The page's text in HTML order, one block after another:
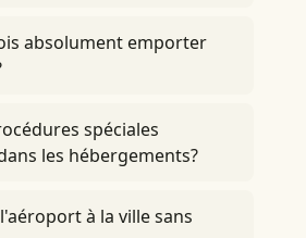
absolument emporter
spéciales
les hébergements?
à la ville sans